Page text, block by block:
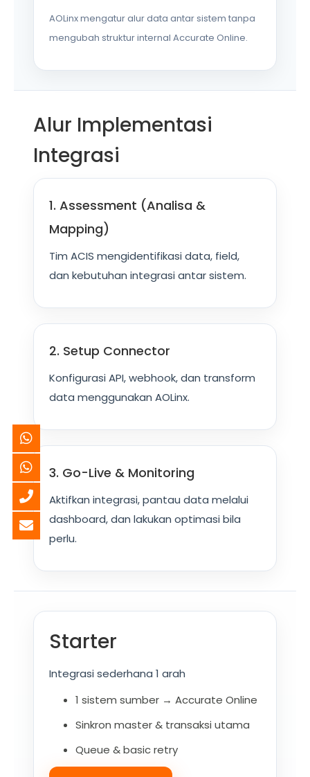
AOLinx mengatur alur data antar sistem tanpa
mengubah struktur internal Accurate Online.
Alur Implementasi
Integrasi
1. Assessment (Analisa &
Mapping)
Tim ACIS mengidentifikasi data, field,
dan kebutuhan integrasi antar sistem.
2. Setup Connector
Konfigurasi API, webhook, dan transform
data menggunakan AOLinx.
3. Go-Live & Monitoring
Aktifkan integrasi, pantau data melalui
dashboard, dan lakukan optimasi bila
perlu.
Starter
Integrasi sederhana 1 arah
1 sistem sumber → Accurate Online
Sinkron master & transaksi utama
Queue & basic retry